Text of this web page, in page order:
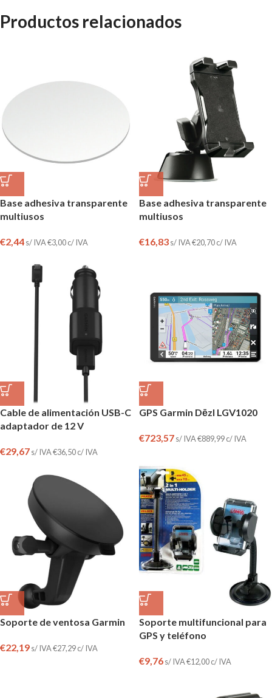
Productos relacionados
Base adhesiva transparente
multiusos
€2,44s/ IVA€3,00c/ IVA
Base adhesiva transparente
multiusos
€16,83s/ IVA€20,70c/ IVA
Cable de alimentación USB-C
adaptador de 12 V
€29,67s/ IVA€36,50c/ IVA
GPS Garmin Dēzl LGV1020
€723,57s/ IVA€889,99c/ IVA
Soporte de ventosa Garmin
€22,19s/ IVA€27,29c/ IVA
Soporte multifuncional para
GPS y teléfono
€9,76s/ IVA€12,00c/ IVA